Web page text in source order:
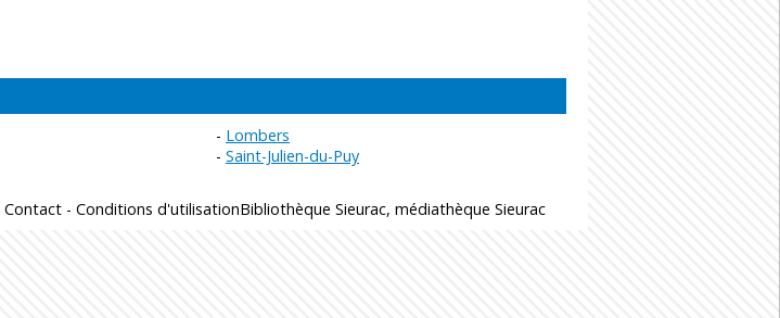
Lombers
Saint-Julien-du-Puy
Contact- Conditions d'utilisationBibliothèque Sieurac, médiathèque Sieurac